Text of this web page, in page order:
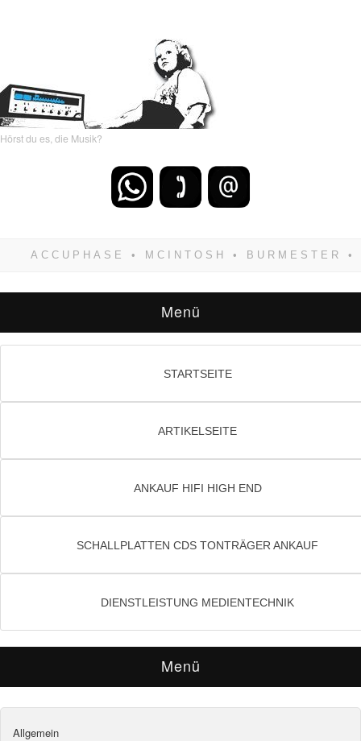
Hörst du es, die Musik?
zwangsläufig siegen! Und noch was: Hifi
Menü
STARTSEITE
ARTIKELSEITE
ANKAUF HIFI HIGH END
SCHALLPLATTEN CDS TONTRÄGER ANKAUF
DIENSTLEISTUNG MEDIENTECHNIK
Menü
Allgemein